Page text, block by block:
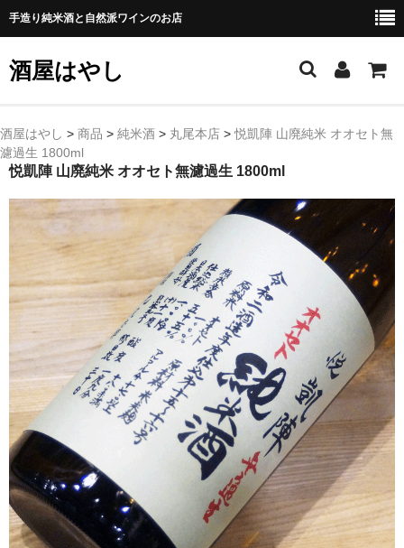
手造り純米酒と自然派ワインのお店
酒屋はやし
ホーム
商品カテゴリー
純 米 酒
よえもん 川村酒造店（岩手県花巻市）
田从･月下の舞 舞鶴酒造（秋田県横手市）
綿屋 金の井酒造（宮城県栗原市）
大七 大七酒造（福島県二本松市）
宗玄 宗玄酒造（石川県珠洲市）
神亀 神亀酒造（埼玉県蓮田市）
隆・丹沢山 川西屋酒造店（神奈川県足柄上郡）
長珍 長珍酒造（愛知県津島市）
酒屋はやし > 商品 > 純米酒 > 丸尾本店 >悦凱陣 山廃純米 オオセト無
濾過生 1800ml
悦凱陣 山廃純米 オオセト無濾過生 1800ml